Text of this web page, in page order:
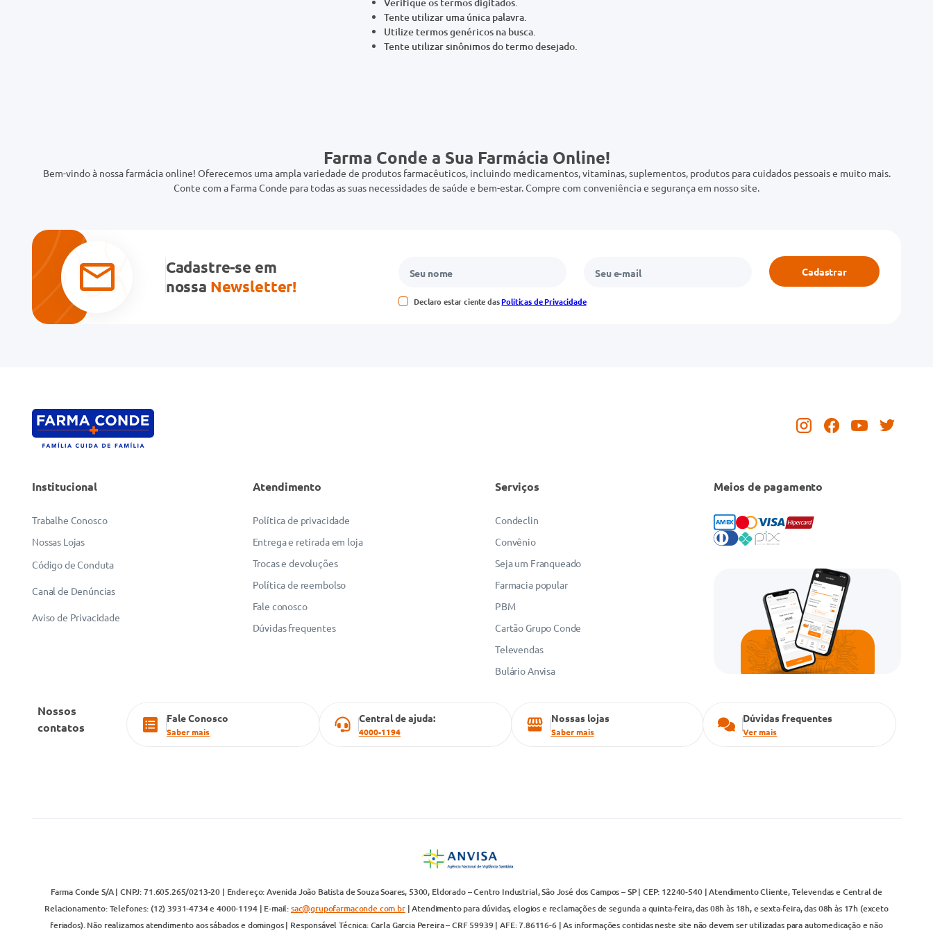
Tente utilizar uma única palavra.
Utilize termos genéricos na busca.
Tente utilizar sinônimos do termo desejado.
Farma Conde a Sua Farmácia Online!
Bem-vindo à nossa farmácia online! Oferecemos uma ampla variedade de produtos farmacêuticos, incluindo medicamentos, vitaminas, suplementos, produtos para cuidados pessoais e muito mais.
Conte com a Farma Conde para todas as suas necessidades de saúde e bem-estar. Compre com conveniência e segurança em nosso site.
Cadastre-se em
nossa Newsletter!
Declaro estar ciente dasPolíticas de Privacidade
Cadastrar
Institucional
Trabalhe Conosco
Nossas Lojas
Código de Conduta
Canal de Denúncias
Aviso de Privacidade
Atendimento
Política de privacidade
Entrega e retirada em loja
Trocas e devoluções
Política de reembolso
Fale conosco
Dúvidas frequentes
Serviços
Condeclin
Convênio
Seja um Franqueado
Farmacia popular
PBM
Cartão Grupo Conde
Televendas
Bulário Anvisa
Meios de pagamento
Nossos
contatos
Fale Conosco
Saber mais
Central de ajuda:
4000-1194
Nossas lojas
Saber mais
Dúvidas frequentes
Ver mais
Farma Conde S/A | CNPJ: 71.605.265/0213-20 | Endereço: Avenida João Batista de Souza Soares, 5300, Eldorado – Centro Industrial, São José dos Campos – SP | CEP: 12240-540 | Atendimento Cliente, Televendas e Central de
Relacionamento: Telefones: (12) 3931-4734 e 4000-1194 | E-mail:sac@grupofarmaconde.com.br| Atendimento para dúvidas, elogios e reclamações de segunda a quinta-feira, das 08h às 18h, e sexta-feira, das 08h às 17h (exceto
feriados). Não realizamos atendimento aos sábados e domingos | Responsável Técnica: Carla Garcia Pereira – CRF 59939 | AFE: 7.86116-6 | As informações contidas neste site não devem ser utilizadas para automedicação e não